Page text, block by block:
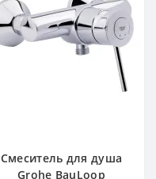
Смеситель для душа
Grohe BauLoop